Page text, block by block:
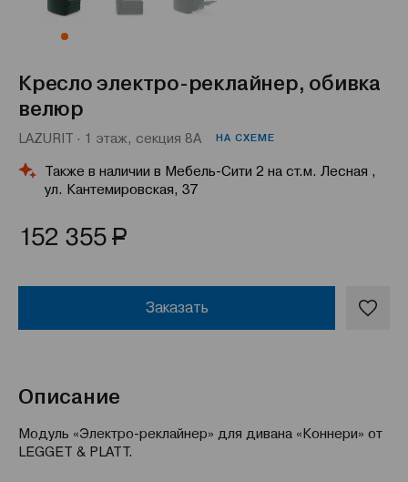
Кресло электро-реклайнер, обивка
велюр
LAZURIT · 1 этаж, секция 8А НА СХЕМЕ
Также в наличии в Мебель-Сити 2 на ст.м. Лесная ,
ул. Кантемировская, 37
152 355Р
Заказать
Описание
Модуль «Электро-реклайнер» для дивана «Коннери» от
LEGGET & PLATT.